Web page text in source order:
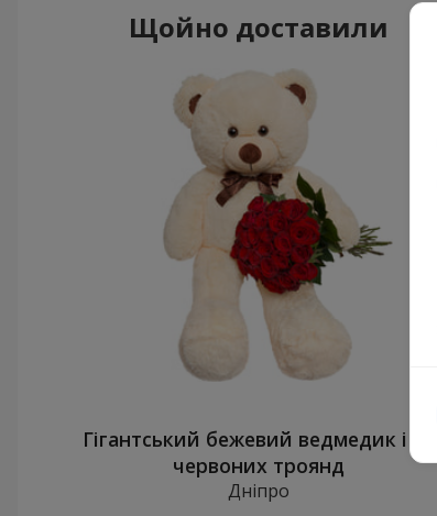
Щойно доставили
Гігантський бежевий ведмедик і 25
червоних троянд
Дніпро